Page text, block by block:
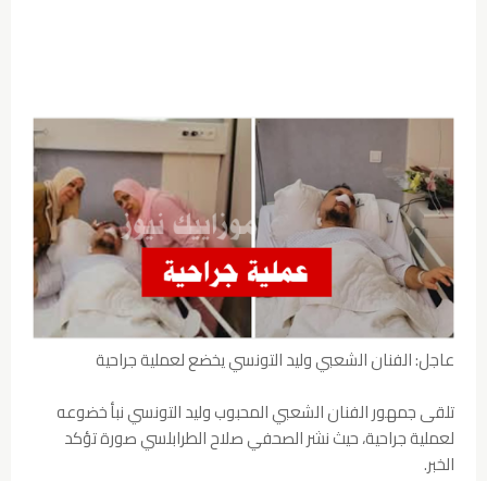
عاجل: الفنان الشعبي وليد التونسي يخضع لعملية جراحية
تلقى جمهور الفنان الشعبي المحبوب وليد التونسي نبأ خضوعه
لعملية جراحية، حيث نشر الصحفي صلاح الطرابلسي صورة تؤكد
الخبر.